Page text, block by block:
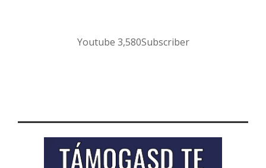
Youtube 3,580Subscriber